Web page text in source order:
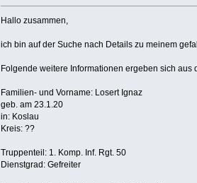
Hallo zusammen,
ich bin auf der Suche nach Details zu meinem
Folgende weitere Informationen ergeben sich aus
Familien- und Vorname: Losert Ignaz
geb. am 23.1.20
in: Koslau
Kreis: ??
Truppenteil: 1. Komp. Inf. Rgt. 50
Dienstgrad: Gefreiter